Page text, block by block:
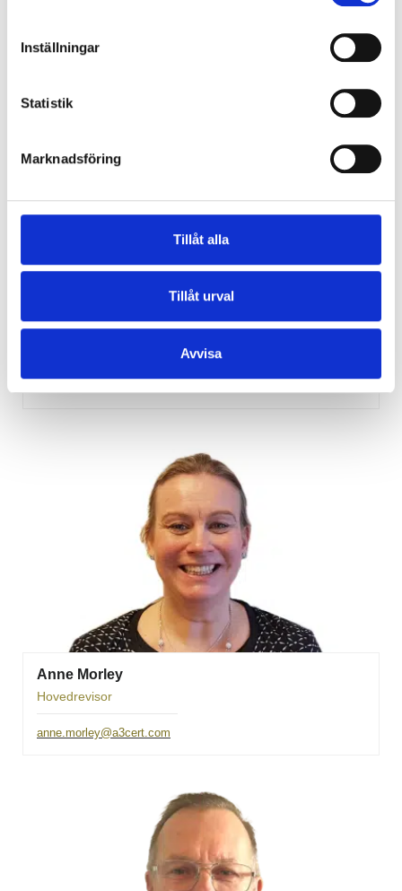
Inställningar
Statistik
Marknadsföring
Tillåt alla
Tillåt urval
Avvisa
fredrik.larsson@a3cert.com
Kerstin Larsson
Kontorsjef og Hovedrevisor
Anne Morley
Hovedrevisor
anne.morley@a3cert.com